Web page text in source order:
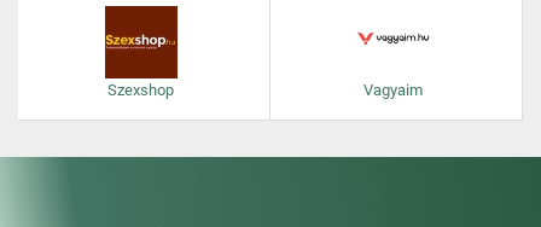
Szexshop Vagyaim